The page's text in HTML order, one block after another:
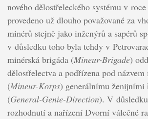
nového dělostřeleckého systému v
provedeno už dlouho považované za
minérů stejně jako inženýrů a sapérů
v důsledku toho byla tehdy v
minérská brigáda (Mineur-Brigade)
dělostřelectva a podřízena pod
(Mineur-Korps) generálnímu ženijními
(General-Genie-Direction). V
rozhodnutí a nařízení Dvorní válečné